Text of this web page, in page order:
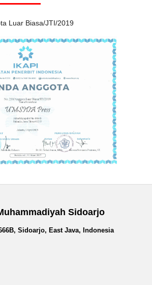
Luar Biasa/JTI/2019
Sidoarjo
Sidoarjo, East Java, Indonesia